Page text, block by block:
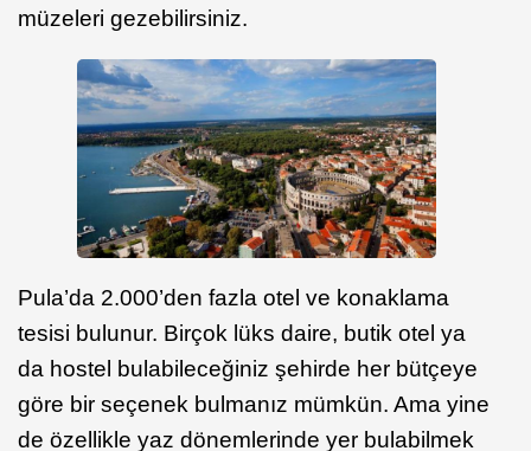
müzeleri gezebilirsiniz.
Pula’da 2.000’den fazla otel ve konaklama
tesisi bulunur. Birçok lüks daire, butik otel ya
da hostel bulabileceğiniz şehirde her bütçeye
göre bir seçenek bulmanız mümkün. Ama yine
de özellikle yaz dönemlerinde yer bulabilmek